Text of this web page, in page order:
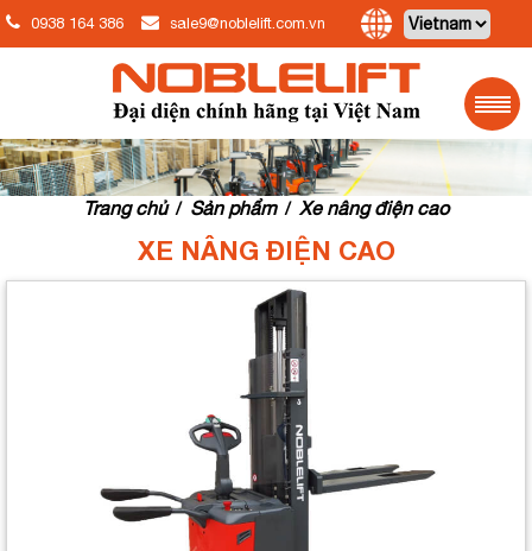
0938 164 386 sale9@noblelift.com.vn
Trang chủ / Sản phẩm / Xe nâng điện cao
XE NÂNG ĐIỆN CAO